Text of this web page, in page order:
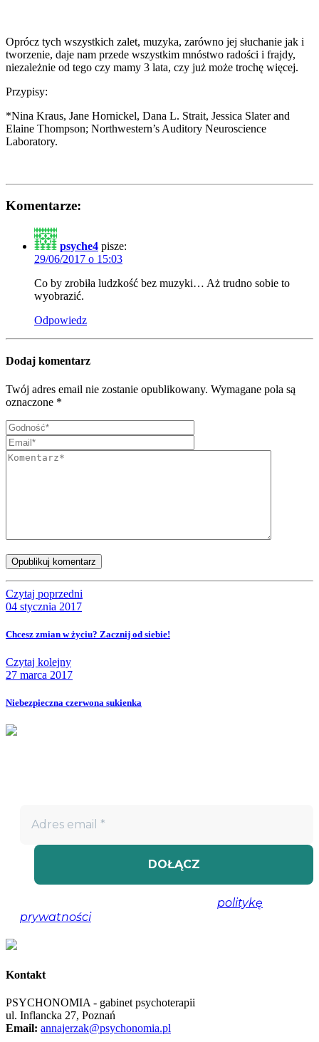
Oprócz tych wszystkich zalet, muzyka, zarówno jej słuchanie jak i
tworzenie, daje nam przede wszystkim mnóstwo radości i frajdy,
niezależnie od tego czy mamy 3 lata, czy już może trochę więcej.
Przypisy:
*Nina Kraus, Jane Hornickel, Dana L. Strait, Jessica Slater and
Elaine Thompson; Northwestern’s Auditory Neuroscience
Laboratory.
Komentarze:
psyche4 pisze:
29/06/2017 o 15:03
Co by zrobiła ludzkość bez muzyki… Aż trudno sobie to
wyobrazić.
Odpowiedz
Dodaj komentarz
Twój adres email nie zostanie opublikowany. Wymagane pola są
oznaczone *
Opublikuj komentarz
Czytaj poprzedni
04 stycznia 2017
Chcesz zmian w życiu? Zacznij od siebie!
Czytaj kolejny
27 marca 2017
Niebezpieczna czerwona sukienka
politykę
prywatności, aby uzyskać więcej informacji.
Kontakt
PSYCHONOMIA - gabinet psychoterapii
ul. Inflancka 27, Poznań
Email: annajerzak@psychonomia.pl